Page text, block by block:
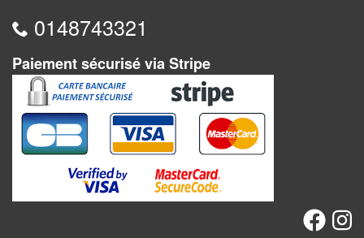
Pour
les
initiés
Pour
les
experts
En
0148743321
Paiement sécurisé via Stripe